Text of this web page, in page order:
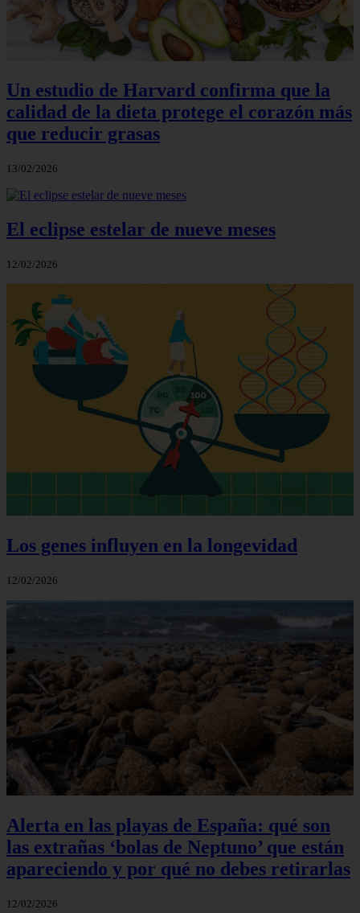
Un estudio de Harvard confirma que la
calidad de la dieta protege el corazón más
que reducir grasas
13/02/2026
El eclipse estelar de nueve meses
12/02/2026
Los genes influyen en la longevidad
12/02/2026
Alerta en las playas de España: qué son
las extrañas ‘bolas de Neptuno’ que están
apareciendo y por qué no debes retirarlas
12/02/2026